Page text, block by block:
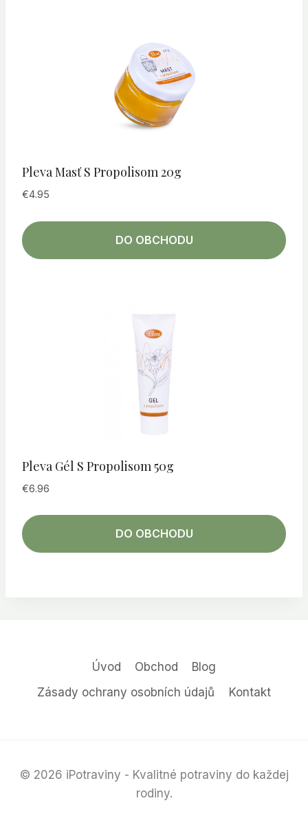
Pleva Masť S Propolisom 20g
€4.95
DO OBCHODU
Pleva Gél S Propolisom 50g
€6.96
DO OBCHODU
Úvod Obchod
Blog
Zásady ochrany osobních údajů
Kontakt
© 2026 iPotraviny - Kvalitné potraviny do každej
rodiny.